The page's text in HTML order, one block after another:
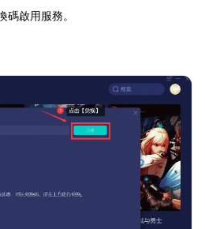
啟用服務。